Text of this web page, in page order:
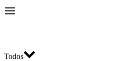
Todos